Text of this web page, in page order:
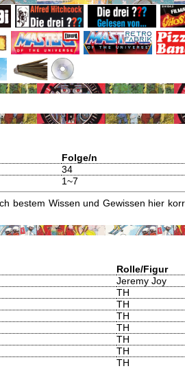
Folge/n
34
1~7
bestem Wissen und Gewissen hier
Rolle/Figur
Jeremy Joy
TH
TH
TH
TH
TH
TH
TH